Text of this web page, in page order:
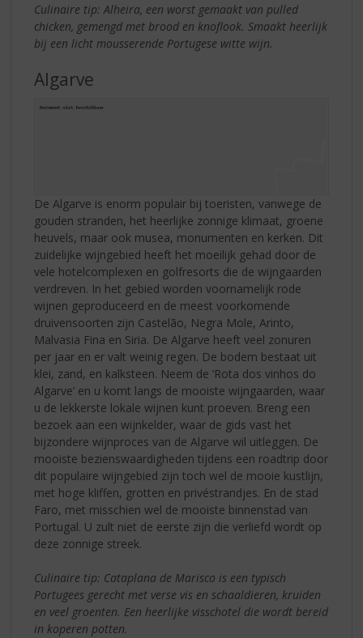
Culinaire tip: Alheira, een worst gemaakt van pulled
chicken, gemengd met brood en knoflook. Smaakt heerlijk
bij een licht mousserende Portugese witte wijn.
Algarve
De Algarve is enorm populair bij toeristen, vanwege de
gouden stranden, het heerlijke zonnige klimaat, groene
heuvels, maar ook musea, monumenten en kerken. Dit
zuidelijke wijngebied heeft het moeilijk gehad door de
vele hotelcomplexen en golfresorts die de wijngaarden
verdreven. In het gebied worden voornamelijk rode
wijnen geproduceerd en de meest voorkomende
druivensoorten zijn Castelão, Negra Mole, Arinto,
Malvasia Fina en Siria. De Algarve heeft veel zonuren
per jaar en er valt weinig regen. De bodem bestaat uit
klei, zand, en kalksteen. Neem de ‘Rota dos vinhos do
Algarve’ en u komt langs de mooiste wijngaarden, waar
u de lekkerste lokale wijnen kunt proeven. Breng een
bezoek aan een wijnkelder, waar de gids vast het
bijzondere wijnproces van de Algarve wil uitleggen. De
mooiste bezienswaardigheden tijdens een roadtrip door
dit populaire wijngebied zijn toch wel de mooie kustlijn,
met hoge kliffen, grotten en privéstrandjes. En de stad
Faro, met misschien wel de mooiste binnenstad van
Portugal. U zult niet de eerste zijn die verliefd wordt op
deze zonnige streek.
Culinaire tip: Cataplana de Marisco is een typisch
Portugees gerecht met verse vis en schaaldieren, kruiden
en veel groenten. Een heerlijke visschotel die wordt bereid
in koperen potten.